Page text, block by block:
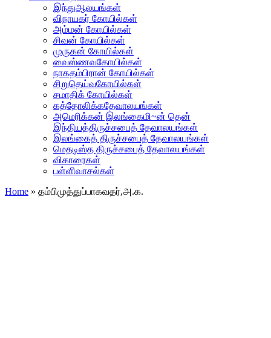
இந்துஆலயங்கள்
விநாயகர் கோயில்கள்
அம்மன் கோயில்கள்
சிவன் கோயில்கள்
முருகன் கோயில்கள்
வைஸ்ணவகோயில்கள்
நாகதம்பிரான் கோயில்கள்
சிறுதெய்வகோயில்கள்
சமாதிக் கோயில்கள்
கத்தோலிக்கதேவாலயங்கள்
அமெரிக்கன் இலங்கைமி~ன் தென்
இந்தியத்திருச்சபைத் தேவாலயங்கள்
இலங்கைத் திருச்சபைத் தேவாலயங்கள்
மெதடிஸ்த திருச்சபைத் தேவாலயங்கள்
விகாரைகள்
பள்ளிவாசல்கள்
Home » தம்பிமுத்துப்பாகவதர்,அ.க.